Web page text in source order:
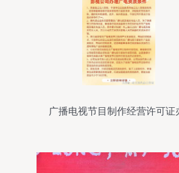
广播电视节目制作经营许可证